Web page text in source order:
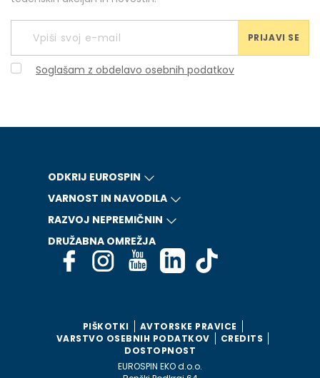
PRIJAVI SE
Soglašam z obdelavo osebnih podatkov
ODKRIJ EUROSPIN
VARNOST IN NAVODILA
RAZVOJ NEPREMIČNIN
DRUŽABNA OMREŽJA
PIŠKOTKI
AVTORSKE PRAVICE
VARSTVO OSEBNIH PODATKOV
CREDITS
DOSTOPNOST
EUROSPIN EKO d.o.o.